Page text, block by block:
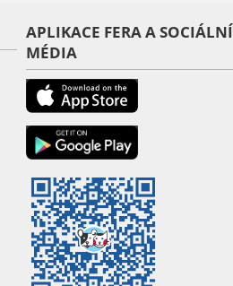
APLIKACE FERA A SOCIÁLNÍ
MÉDIA